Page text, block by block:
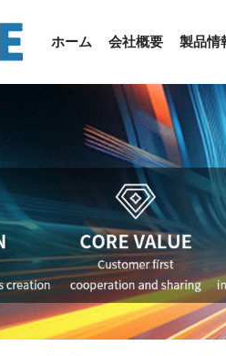
ホーム 会社概要 製品情